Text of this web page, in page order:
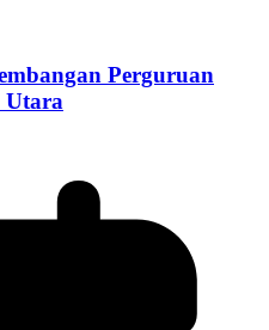
Perguruan
Utara